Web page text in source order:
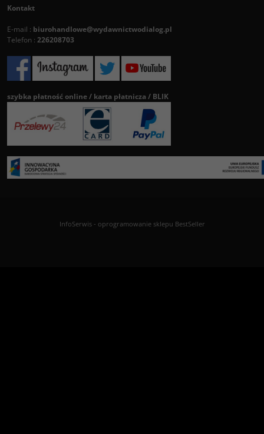
Kontakt
E-mail : biurohandlowe@wydawnictwodialog.pl
Telefon : 226208703
szybka płatność online / karta płatnicza / BLIK
InfoSerwis- oprogramowanie sklepu BestSeller